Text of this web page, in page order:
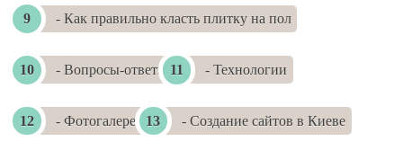
- Как правильно класть плитку на пол
- Вопросы-ответы - Технологии
- Фотогалереи - Создание сайтов в Киеве